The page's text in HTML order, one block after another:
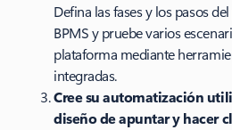
Defina las fases y los pasos
BPMS y pruebe varios
plataforma mediante
integradas.
Cree su automatización
diseño de apuntar y hacer